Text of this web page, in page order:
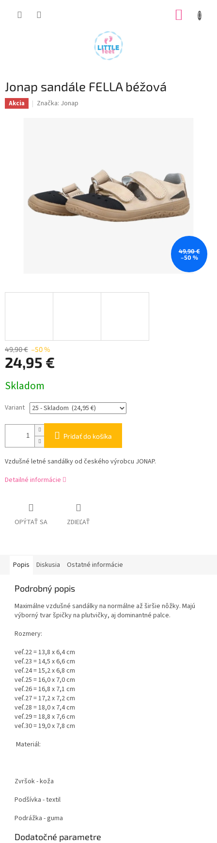
Jonap sandále FELLA béžová
Akcia Značka: Jonap
49,90 €
–50 %
49,90 € –50 %
24,95 €
cena:
Skladom
Variant
Pridať do košíka
Vzdušné letné sandálky od českého výrobcu JONAP.
Detailné informácie
OPÝTAŤ SA ZDIEĽAŤ
Popis Diskusia Ostatné informácie
Podrobný popis
Maximálne vzdušné sandálky na normálne až širšie nôžky. Majú
výborný tvar špičky na plutvičky, aj dominantné palce.
Rozmery:
veľ.22 = 13,8 x 6,4 cm
veľ.23 = 14,5 x 6,6 cm
veľ.24 = 15,2 x 6,8 cm
veľ.25 = 16,0 x 7,0 cm
veľ.26 = 16,8 x 7,1 cm
veľ.27 = 17,2 x 7,2 cm
veľ.28 = 18,0 x 7,4 cm
veľ.29 = 18,8 x 7,6 cm
veľ.30 = 19,0 x 7,8 cm
Materiál:
Zvršok - koža
Podšívka - textil
Podrážka - guma
Dodatočné parametre